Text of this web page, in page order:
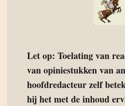
Let op: Toelating van
van opiniestukken van
hoofdredacteur zelf
hij het met de inhoud